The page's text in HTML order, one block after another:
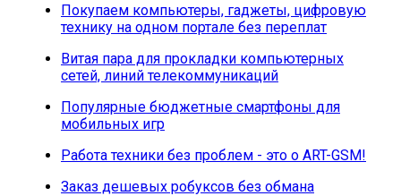
Покупаем компьютеры, гаджеты, цифровую
технику на одном портале без переплат
Витая пара для прокладки компьютерных
сетей, линий телекоммуникаций
Популярные бюджетные смартфоны для
мобильных игр
Работа техники без проблем - это о ART-GSM!
Заказ дешевых робуксов без обмана